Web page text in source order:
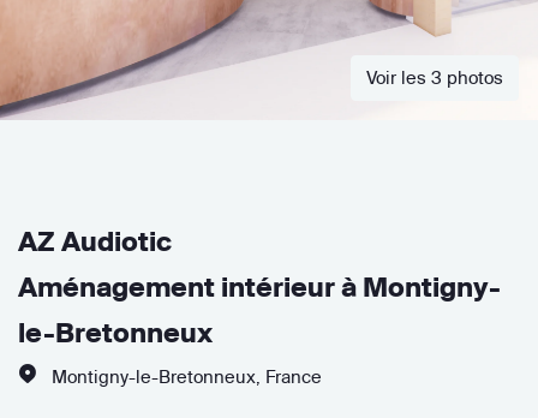
Voir les 3 photos
AZ Audiotic
Aménagement intérieur à Montigny-
le-Bretonneux
Montigny-le-Bretonneux France